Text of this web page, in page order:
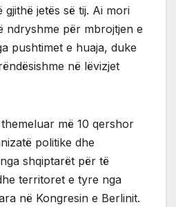
jetës së tij. Ai mori
ndryshme për mbrojtjen e
pushtimet e huaja, duke
në lëvizjet
më 10 qershor
politike dhe
shqiptarët për të
territoret e tyre nga
në Kongresin e Berlinit.